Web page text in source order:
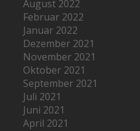
August 2022
Februar 2022
Januar 2022
Dezember 2021
November 2021
Oktober 2021
September 2021
Juli 2021
Juni 2021
April 2021